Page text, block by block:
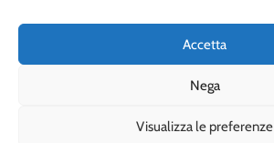
Accetta
Nega
Visualizza le preferenze